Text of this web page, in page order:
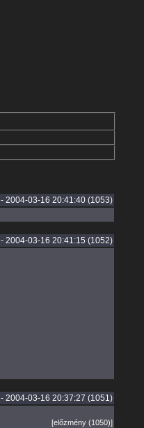
- 2004-03-16 20:41:40 (1053)
- 2004-03-16 20:41:15 (1052)
- 2004-03-16 20:37:27 (1051)
[előzmény (1050)]